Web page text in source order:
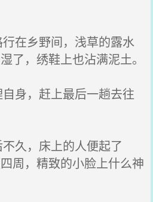
在乡野间，浅草的露水
了，绣鞋上也沾满泥土。
身，赶上最后一趟去往
久，床上的人便起了
周，精致的小脸上什么神